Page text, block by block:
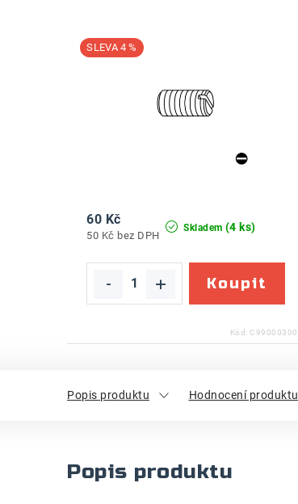
4 %
Skladem (4 ks)
50 Kč bez DPH
60 Kč
Kód: C99000300
Popis produktu Hodnocení produktu
Popis produktu